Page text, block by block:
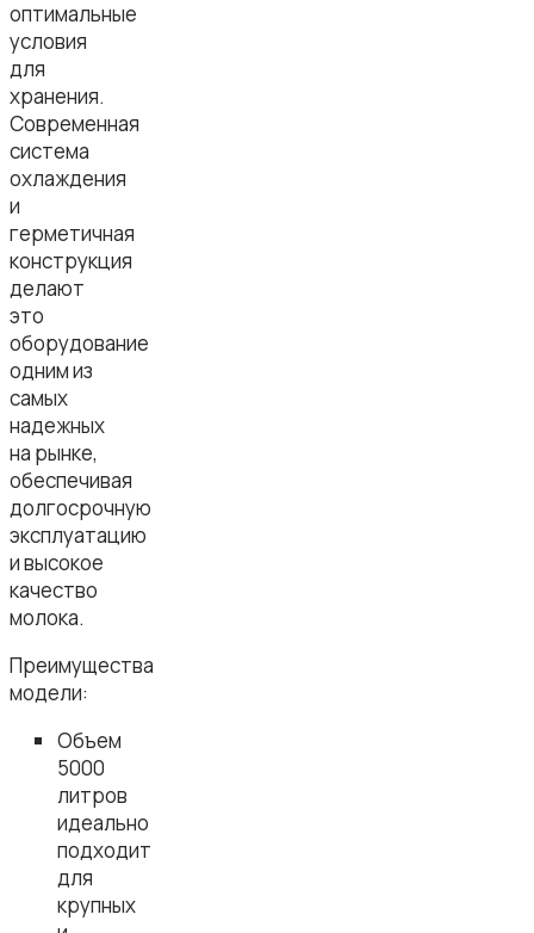
оптимальные
условия
для
хранения.
Современная
система
охлаждения
и
герметичная
конструкция
делают
это
оборудование
одним из
самых
надежных
на рынке,
обеспечивая
долгосрочную
эксплуатацию
и высокое
качество
молока.
Преимущества
модели:
Объем
5000
литров
идеально
подходит
для
крупных